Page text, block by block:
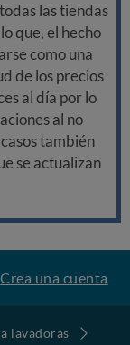
las tiendas
que, el hecho
como una
de los precios
al día por lo
al no
también
se actualizan
Crea una cuenta
lavadoras